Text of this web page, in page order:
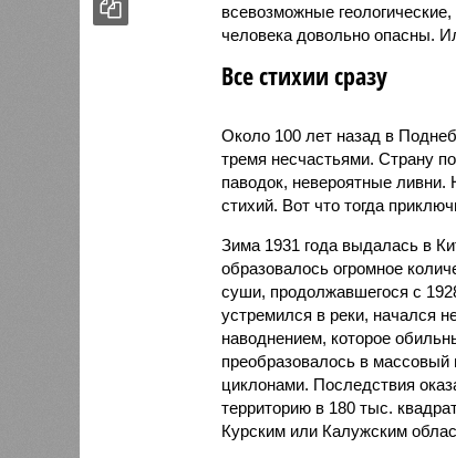
всевозможные
человека довольно опасны.
Все стихии сразу
Около 100 лет назад в
тремя несчастьями. Страну
паводок, невероятные ливни.
стихий. Вот что тогда
Зима 1931 года выдалась в
образовалось огромное
суши, продолжавшегося с
устремился в реки, начался
наводнением, которое
преобразовалось в
циклонами. Последствия
территорию в 180 тыс.
Курским или Калужским